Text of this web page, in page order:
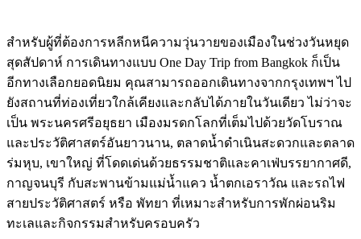
สำหรับผู้ที่ต้องการหลีกหนีความวุ่นวายของเมืองในช่วงวันหยุด
สุดสัปดาห์ การเดินทางแบบ One Day Trip from Bangkok ก็เป็น
อีกทางเลือกยอดนิยม คุณสามารถออกเดินทางจากกรุงเทพฯ ไป
ยังสถานที่ท่องเที่ยวใกล้เคียงและกลับได้ภายในวันเดียว ไม่ว่าจะ
เป็น พระนครศรีอยุธยา เมืองมรดกโลกที่เต็มไปด้วยวัดโบราณ
และประวัติศาสตร์อันยาวนาน, ตลาดน้ำดำเนินสะดวกและตลาด
ร่มหุบ, เขาใหญ่ ที่โดดเด่นด้วยธรรมชาติและคาเฟ่บรรยากาศดี,
กาญจนบุรี กับสะพานข้ามแม่น้ำแคว น้ำตกเอราวัณ และรถไฟ
สายประวัติศาสตร์ หรือ พัทยา ที่เหมาะสำหรับการพักผ่อนริม
ทะเลและกิจกรรมสำหรับครอบครัว